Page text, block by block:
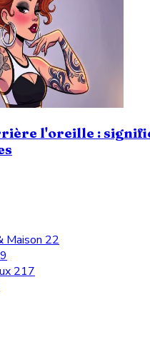
l'oreille :
Maison22
217